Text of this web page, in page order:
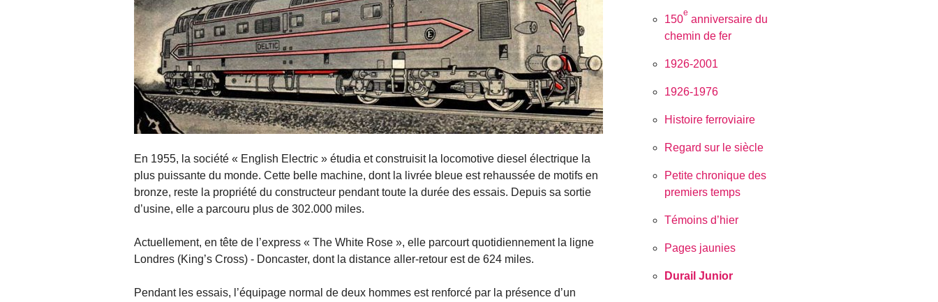
En 1955, la société « English Electric » étudia et construisit la locomotive diesel électrique la
plus puissante du monde. Cette belle machine, dont la livrée bleue est rehaussée de motifs en
bronze, reste la propriété du constructeur pendant toute la durée des essais. Depuis sa sortie
d’usine, elle a parcouru plus de 302.000 miles.
Actuellement, en tête de l’express « The White Rose », elle parcourt quotidiennement la ligne
Londres (King’s Cross) - Doncaster, dont la distance aller-retour est de 624 miles.
Pendant les essais, l’équipage normal de deux hommes est renforcé par la présence d’un
150
e
anniversaire du
chemin de fer
1926-2001
1926-1976
Histoire ferroviaire
Regard sur le siècle
Petite chronique des
premiers temps
Témoins d’hier
Pages jaunies
Durail Junior